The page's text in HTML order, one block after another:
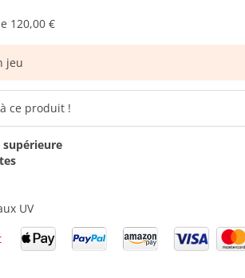
120,00 €
jeu
ce produit !
supérieure
UV